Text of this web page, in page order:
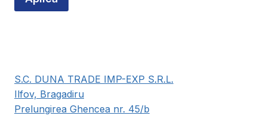
S.C. DUNA TRADE IMP-EXP S.R.L.
Ilfov, Bragadiru
Prelungirea Ghencea nr. 45/b